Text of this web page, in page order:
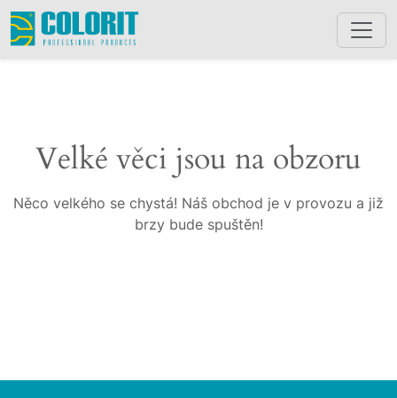
Velké věci jsou na obzoru
Něco velkého se chystá! Náš obchod je v provozu a již
brzy bude spuštěn!